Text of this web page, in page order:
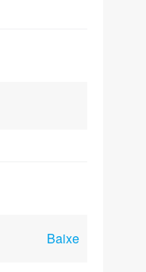
Baixe